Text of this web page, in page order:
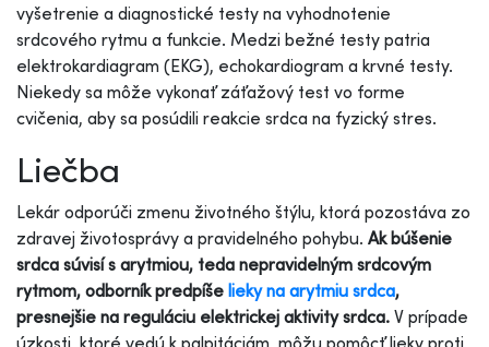
vyšetrenie a diagnostické testy na vyhodnotenie
srdcového rytmu a funkcie. Medzi bežné testy patria
elektrokardiagram (EKG), echokardiogram a krvné testy.
Niekedy sa môže vykonať záťažový test vo forme
cvičenia, aby sa posúdili reakcie srdca na fyzický stres.
Liečba
Lekár odporúči zmenu životného štýlu, ktorá pozostáva zo
zdravej životosprávy a pravidelného pohybu. Ak búšenie
srdca súvisí s arytmiou, teda nepravidelným srdcovým
rytmom, odborník predpíše lieky na arytmiu srdca,
presnejšie na reguláciu elektrickej aktivity srdca. V prípade
úzkosti, ktoré vedú k palpitáciám, môžu pomôcť lieky proti